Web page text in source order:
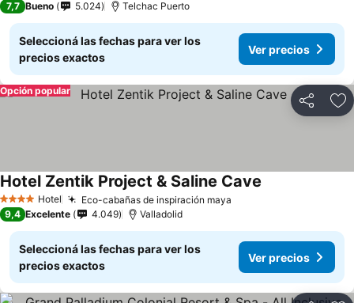
7,7 Bueno 5.024 Telchac Puerto
Seleccioná las fechas para ver los
precios exactos
Ver precios
Compartir
Opción popular
4 EstrellasHotel Eco-cabañas de inspiración maya
Hotel Zentik Project & Saline Cave
9,4 Excelente 4.049 Valladolid
Seleccioná las fechas para ver los
precios exactos
Ver precios